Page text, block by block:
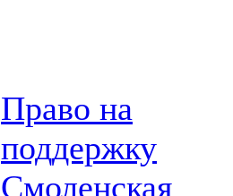
Право на
поддержку
Смоленская